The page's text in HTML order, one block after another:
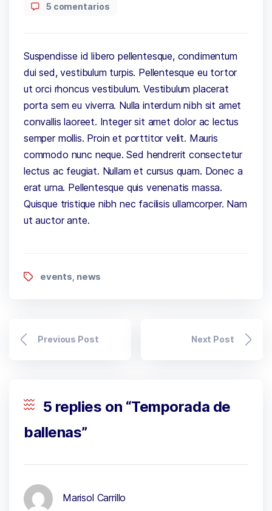
5 comentarios
Suspendisse id libero pellentesque, condimentum
dui sed, vestibulum turpis. Pellentesque eu tortor
ut orci rhoncus vestibulum. Vestibulum placerat
porta sem eu viverra. Nulla interdum nibh sit amet
convallis laoreet. Integer sit amet dolor ac lectus
semper mollis. Proin et porttitor velit. Mauris
commodo nunc neque. Sed hendrerit consectetur
lectus ac feugiat. Nullam et cursus quam. Donec a
erat urna. Pellentesque quis venenatis massa.
Quisque tristique nibh nec facilisis ullamcorper. Nam
ut auctor ante.
events news
Previous Post Next Post
5 replies on “Temporada de
ballenas”
Marisol Carrillo